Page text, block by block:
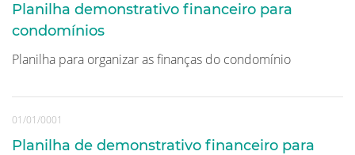
Planilha demonstrativo financeiro para
condomínios
Planilha para organizar as finanças do condomínio
01/01/0001
Planilha de demonstrativo financeiro para